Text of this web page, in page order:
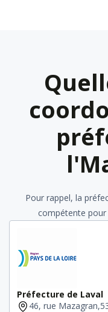
Pour rappel, la
compétente pour
Préfecture de Laval
46, rue